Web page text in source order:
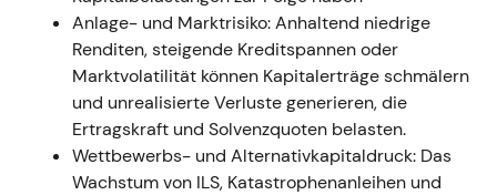
Rückversicherer". [11] [17] ,[12]
Charttechnik:
Scharfer Kursrückgang rund
um die Invasion im Februar/März 2022 und
allgemeinen Marktdruck, danach
Stabilisierung in einer Handelsspanne und
Erholung mit Bekanntgabe der besser als
erwarteten Jahresergebnisse. (abgeleitet)
Anlage- und Marktrisiko: Anhaltend niedrige
Renditen, steigende Kreditspannen oder
Marktvolatilität können Kapitalerträge schmälern
und unrealisierte Verluste generieren, die
Ertragskraft und Solvenzquoten belasten.
Wettbewerbs- und Alternativkapitaldruck: Das
Wachstum von ILS, Katastrophenanleihen und